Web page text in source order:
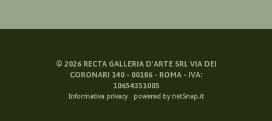
© 2026RECTA GALLERIA D'ARTE SRL VIA DEI
CORONARI 140 - 00186 - ROMA - IVA:
10654351005
Informativa privacy- powered by netSnap.it